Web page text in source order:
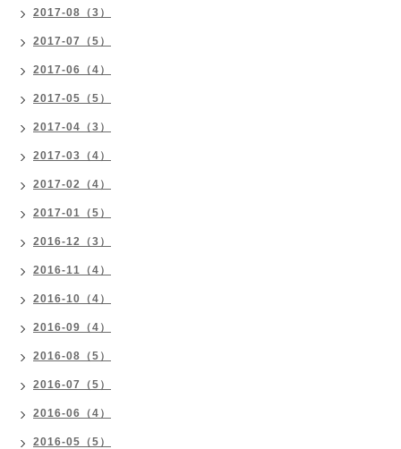
2017-08（3）
2017-07（5）
2017-06（4）
2017-05（5）
2017-04（3）
2017-03（4）
2017-02（4）
2017-01（5）
2016-12（3）
2016-11（4）
2016-10（4）
2016-09（4）
2016-08（5）
2016-07（5）
2016-06（4）
2016-05（5）